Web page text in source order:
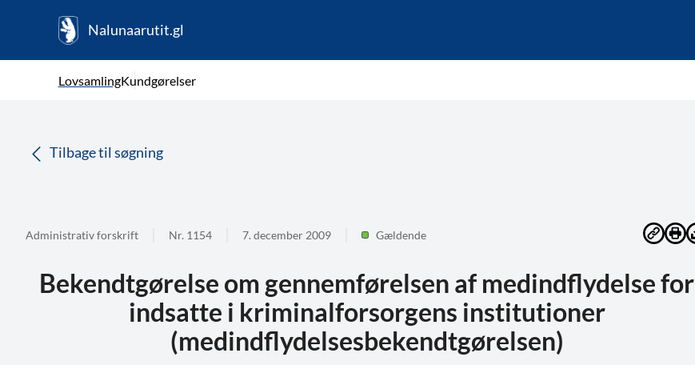
Nalunaarutit.gl
LovsamlingKundgørelser
Tilbage til søgning
Administrativ forskrift Nr. 1154 7. december 2009 Gældende
Bekendtgørelse om gennemførelsen af medindflydelse for
indsatte i kriminalforsorgens institutioner
(medindflydelsesbekendtgørelsen)